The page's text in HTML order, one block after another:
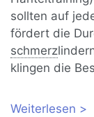
sollten auf
fördert die
schmerz
klingen die
Weiterlesen